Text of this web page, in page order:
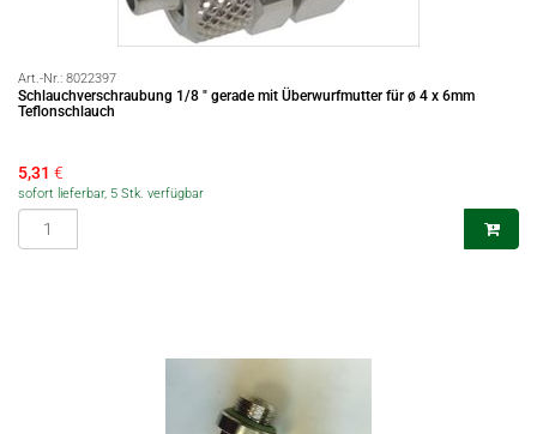
Art.-Nr.: 8022397
Schlauchverschraubung 1/8 " gerade mit Überwurfmutter für ø 4 x 6mm
Teflonschlauch
5,31 €
sofort lieferbar, 5 Stk. verfügbar